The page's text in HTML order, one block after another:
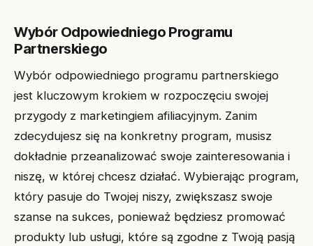
Wybór Odpowiedniego Programu
Partnerskiego
Wybór odpowiedniego programu partnerskiego
jest kluczowym krokiem w rozpoczęciu swojej
przygody z marketingiem afiliacyjnym. Zanim
zdecydujesz się na konkretny program, musisz
dokładnie przeanalizować swoje zainteresowania i
niszę, w której chcesz działać. Wybierając program,
który pasuje do Twojej niszy, zwiększasz swoje
szanse na sukces, ponieważ będziesz promować
produkty lub usługi, które są zgodne z Twoją pasją